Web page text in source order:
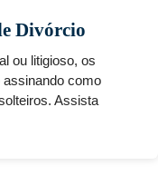
Divórcio
ou litigioso, os
como
Assista